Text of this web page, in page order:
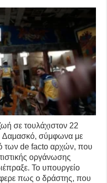
σε τουλάχιστον 22
Δαμασκό, σύμφωνα με
των de facto αρχών, που
οργάνωσης
Το υπουργείο
πως ο δράστης, που